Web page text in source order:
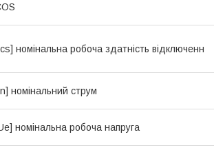
номінальна робоча здатність відключенн
номінальний струм
номінальна робоча напруга